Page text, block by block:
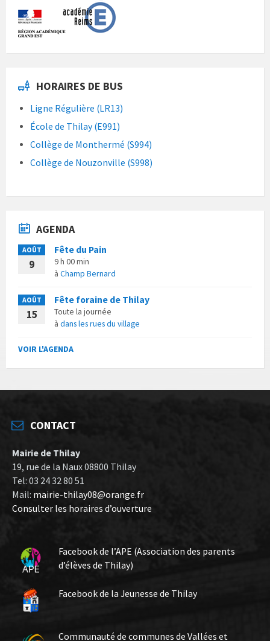
HORAIRES DE BUS
Ligne Régulière (LR13)
École de Thilay (E991)
Collège de Monthermé (S994)
Collège de Nouzonville (S998)
AGENDA
AOÛT
9
Fête du Pain
9 h 00 min
à Champ Bernard
AOÛT
15
Fête foraine de Thilay
Toute la journée
à dans les rues du village
VOIR L'AGENDA
CONTACT
Mairie de Thilay
19, rue de la Naux 08800 Thilay
Tel: 03 24 32 80 51
Mail: mairie-thilay08@orange.fr
Consulter les horaires d’ouverture
Facebook de l’APE (Association des parents
d’élèves de Thilay)
Facebook de la Jeunesse de Thilay
Communauté de communes de Vallées et